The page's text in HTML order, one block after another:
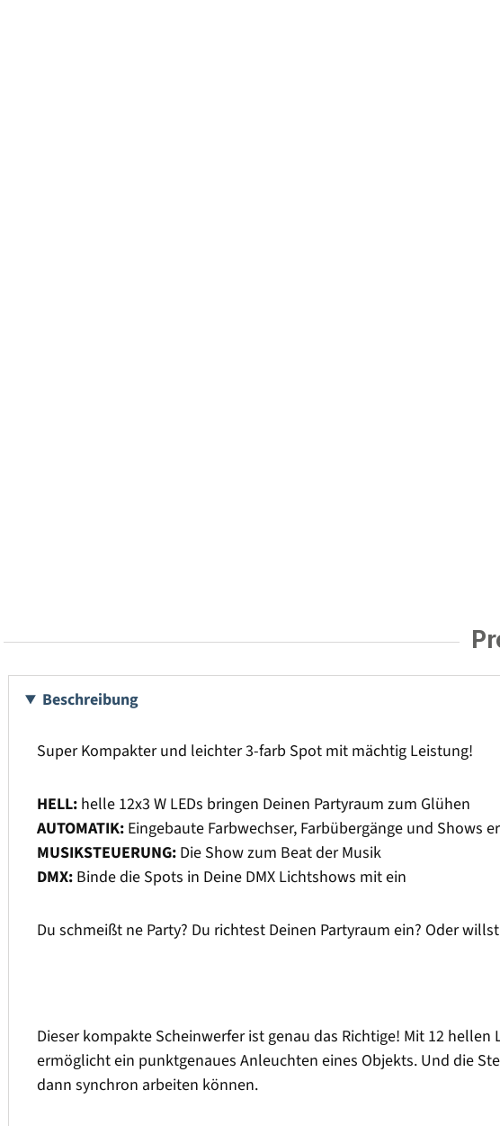
Beschreibung
Super Kompakter und leichter 3-farb Spot mit mächtig Leistung!
HELL: helle 12x3 W LEDs bringen Deinen Partyraum zum Glühen
AUTOMATIK: Eingebaute Farbwechser, Farbübergänge und Shows
MUSIKSTEUERUNG: Die Show zum Beat der Musik
DMX: Binde die Spots in Deine DMX Lichtshows mit ein
Du schmeißt ne Party? Du richtest Deinen Partyraum ein? Oder
Dieser kompakte Scheinwerfer ist genau das Richtige! Mit 12
ermöglicht ein punktgenaues Anleuchten eines Objekts. Und die
dann synchron arbeiten können.